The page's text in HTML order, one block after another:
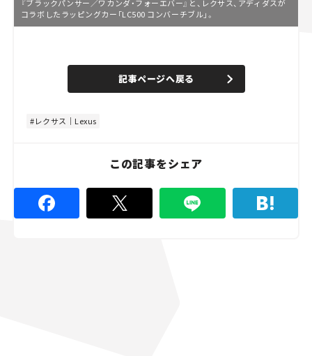
『ブラックパンサー／ワカンダ・フォーエバー』と、レクサス、アディダスが
コラボしたラッピングカー「LC500 コンバーチブル」。
n
e
d
%
記事ページへ戻る
レクサス｜Lexus
この記事をシェア